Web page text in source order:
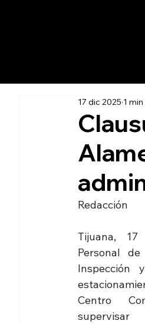
17 dic 2025 1
Redacción
Tijuana,
Personal
Inspección
Centro